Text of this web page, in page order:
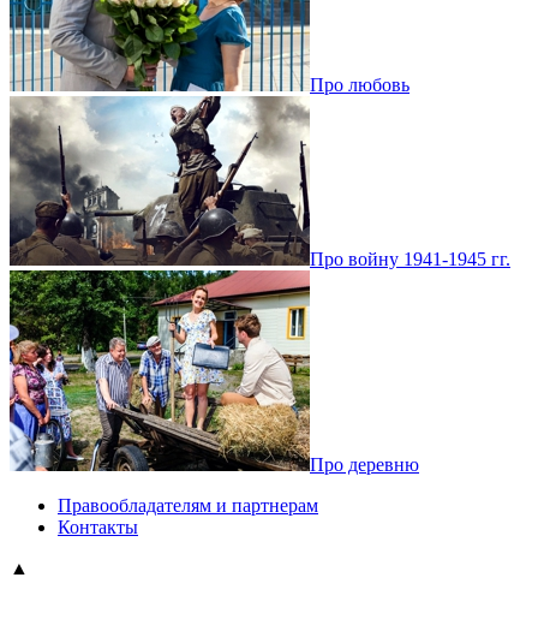
Про любовь
Про войну 1941-1945 гг.
Про деревню
Правообладателям и партнерам
Контакты
▲